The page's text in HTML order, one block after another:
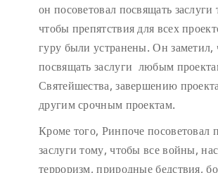
он посоветовал посвящать заслуги
чтобы препятствия для всех
гуру были устранены. Он заметил,
посвящать заслуги любым
Святейшества, завершению
другим срочным проектам.
Кроме того, Ринпоче посоветовал
заслуги тому, чтобы все войны,
терроризм, природные бедствия,